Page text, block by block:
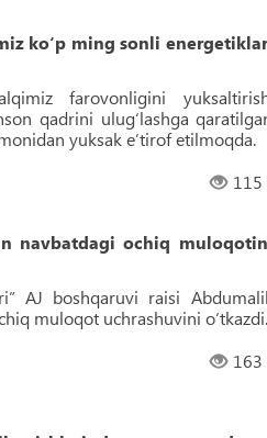
ko‘p ming sonli
farovonligini
qadrini ulug‘lashga
yuksak e’tirof etilmoqda.
115
navbatdagi ochiq
AJ boshqaruvi raisi
muloqot uchrashuvini o‘tkazdi.
163